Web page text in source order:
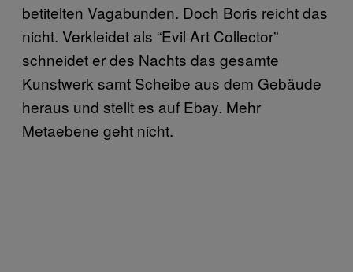
betitelten Vagabunden. Doch Boris reicht das
nicht. Verkleidet als “Evil Art Collector”
schneidet er des Nachts das gesamte
Kunstwerk samt Scheibe aus dem Gebäude
heraus und stellt es auf Ebay. Mehr
Metaebene geht nicht.